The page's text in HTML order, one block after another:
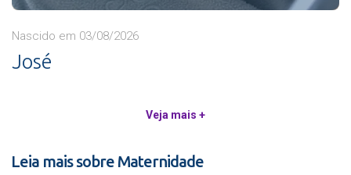
Nascido em 03/08/2026
José
Veja mais +
Leia mais sobre Maternidade